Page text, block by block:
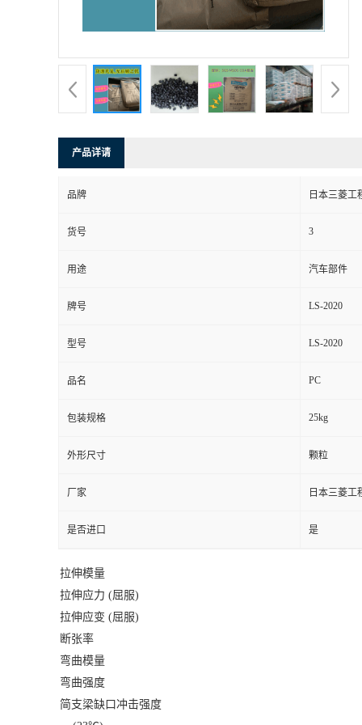
产品详请
品牌 日本三菱工
货号 3
用途 汽车部件
牌号 LS-2020
型号 LS-2020
品名 PC
包装规格 25kg
外形尺寸 颗粒
厂家 日本三菱工
是否进口 是
拉伸模量
拉伸应力 (屈服)
拉伸应变 (屈服)
断张率
弯曲模量
弯曲强度
简支梁缺口冲击强度